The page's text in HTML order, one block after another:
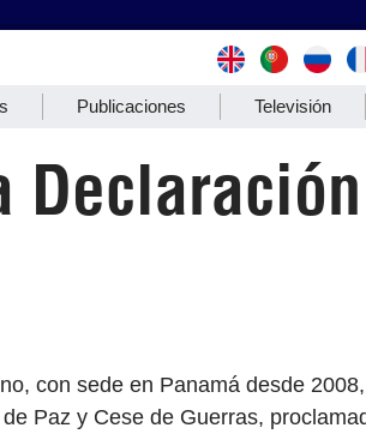
Publicaciones Televisión
con sede en Panamá desde 2008,
Paz y Cese de Guerras,